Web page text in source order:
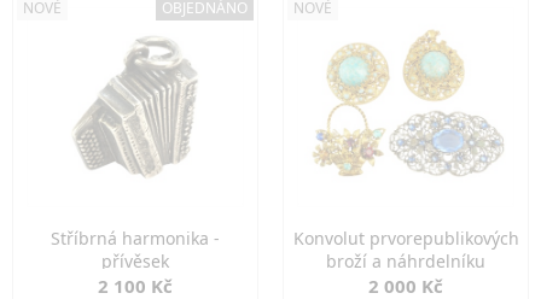
NOVÉ OBJEDNÁNO
Stříbrná harmonika -
přívěsek
2 100 Kč
NOVÉ
Konvolut prvorepublikových
broží a náhrdelníku
2 000 Kč